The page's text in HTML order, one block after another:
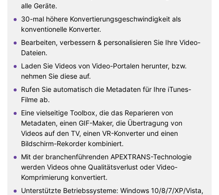
alle Geräte.
30-mal höhere Konvertierungsgeschwindigkeit als
konventionelle Konverter.
Bearbeiten, verbessern & personalisieren Sie Ihre Video-
Dateien.
Laden Sie Videos von Video-Portalen herunter, bzw.
nehmen Sie diese auf.
Rufen Sie automatisch die Metadaten für Ihre iTunes-
Filme ab.
Eine vielseitige Toolbox, die das Reparieren von
Metadaten, einen GIF-Maker, die Übertragung von
Videos auf den TV, einen VR-Konverter und einen
Bildschirm-Rekorder kombiniert.
Mit der branchenführenden APEXTRANS-Technologie
werden Videos ohne Qualitätsverlust oder Video-
Komprimierung konvertiert.
Unterstützte Betriebssysteme: Windows 10/8/7/XP/Vista,